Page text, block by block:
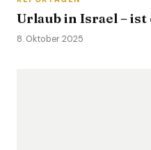
Urlaub in Israel –
8. Oktober 2025